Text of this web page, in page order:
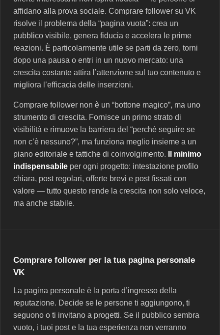
affidano alla prova sociale. Comprare follower su VK
risolve il problema della “pagina vuota”: crea un
pubblico visibile, genera fiducia e accelera le prime
reazioni. È particolarmente utile se parti da zero, torni
dopo una pausa o entri in un nuovo mercato: una
crescita costante attira l’attenzione sul tuo contenuto e
migliora l’efficacia delle inserzioni.
Comprare follower non è un “bottone magico”, ma uno
strumento di crescita. Fornisce un primo strato di
visibilità e rimuove la barriera del “perché seguire se
non c’è nessuno?”, ma funziona meglio insieme a un
piano editoriale e tattiche di coinvolgimento.
Il minimo
indispensabile per ogni progetto: intestazione profilo
chiara, post regolari, offerte brevi e post fissati con
valore — tutto questo rende la crescita non solo veloce,
ma anche stabile.
Comprare follower per la tua pagina personale
VK
La pagina personale è la porta d’ingresso della
reputazione. Decide se le persone ti aggiungono, ti
seguono o ti invitano a progetti. Se il pubblico sembra
vuoto, i tuoi post e la tua esperienza non verranno